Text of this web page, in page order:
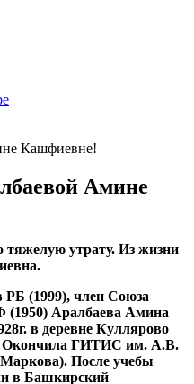
Кашфиевне!
Амине
тяжелую утрату. Из жизни
РБ (1999), член Союза
(1950) Аралбаева Амина
в деревне Куллярово
Окончила ГИТИС им. А.В.
После учебы
в Башкирский